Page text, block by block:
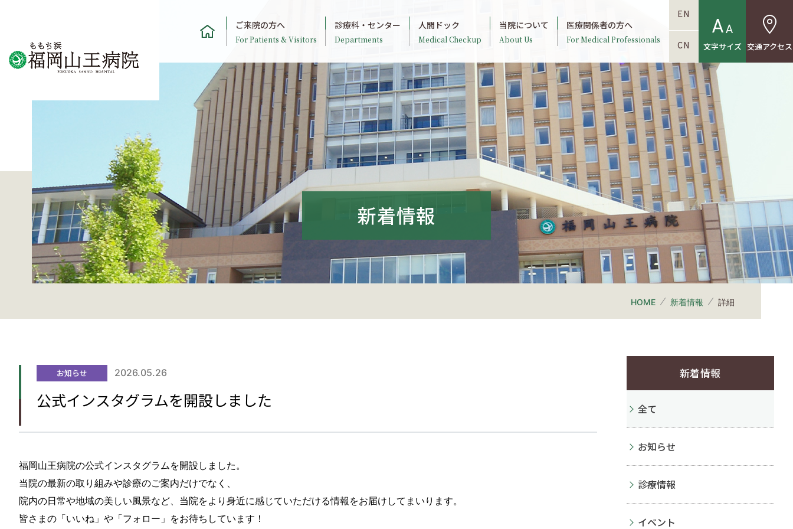
ご来院の方へ
For Patients & Visitors
診療科・センター
Departments
人間ドック
Medical Checkup
当院について
About Us
医療関係者の方へ
For Medical Professionals
EN
CN 文字サイズ 交通アクセス
新着情報
HOME 新着情報 詳細
お知らせ 2026.05.26
公式インスタグラムを開設しました
福岡山王病院の公式インスタグラムを開設しました。
当院の最新の取り組みや診療のご案内だけでなく、
院内の日常や地域の美しい風景など、当院をより身近に感じていただける情報をお届けしてまいります。
皆さまの「いいね」や「フォロー」をお待ちしています！
新着情報
全て
お知らせ
診療情報
イベント